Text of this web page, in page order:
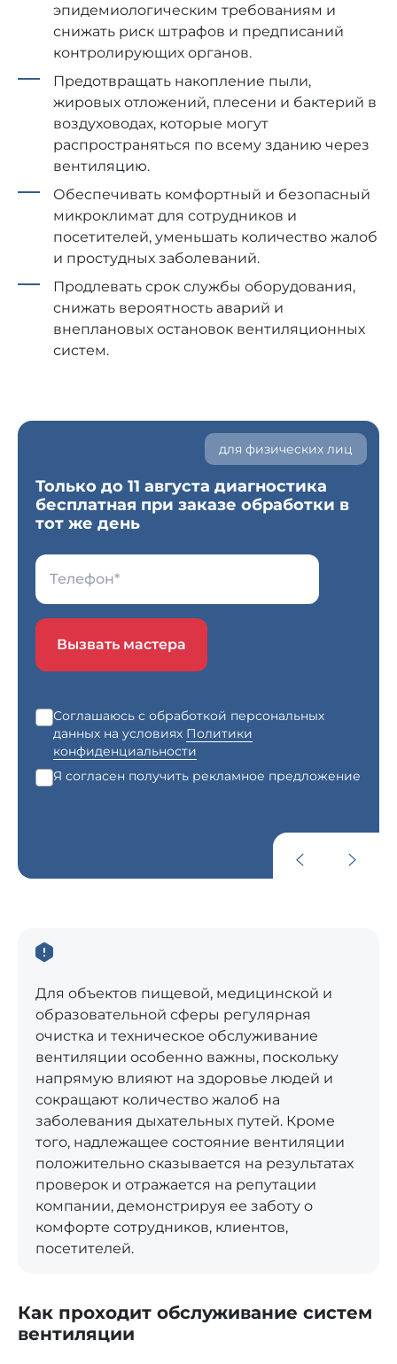
эпидемиологическим требованиям и
снижать риск штрафов и предписаний
контролирующих органов.
Предотвращать накопление пыли,
жировых отложений, плесени и бактерий в
воздуховодах, которые могут
распространяться по всему зданию через
вентиляцию.
Обеспечивать комфортный и безопасный
микроклимат для сотрудников и
посетителей, уменьшать количество жалоб
и простудных заболеваний.
Продлевать срок службы оборудования,
снижать вероятность аварий и
внеплановых остановок вентиляционных
систем.
для физических лиц
Только до 11 августа диагностика
бесплатная при заказе обработки в
тот же день
Вызвать мастера
Соглашаюсь с обработкой персональных
данных на условиях Политики
конфиденциальности
Я согласен получить рекламное предложение
Для объектов пищевой, медицинской и
образовательной сферы регулярная
очистка и техническое обслуживание
вентиляции особенно важны, поскольку
напрямую влияют на здоровье людей и
сокращают количество жалоб на
заболевания дыхательных путей. Кроме
того, надлежащее состояние вентиляции
положительно сказывается на результатах
проверок и отражается на репутации
компании, демонстрируя ее заботу о
комфорте сотрудников, клиентов,
посетителей.
Как проходит обслуживание систем
вентиляции